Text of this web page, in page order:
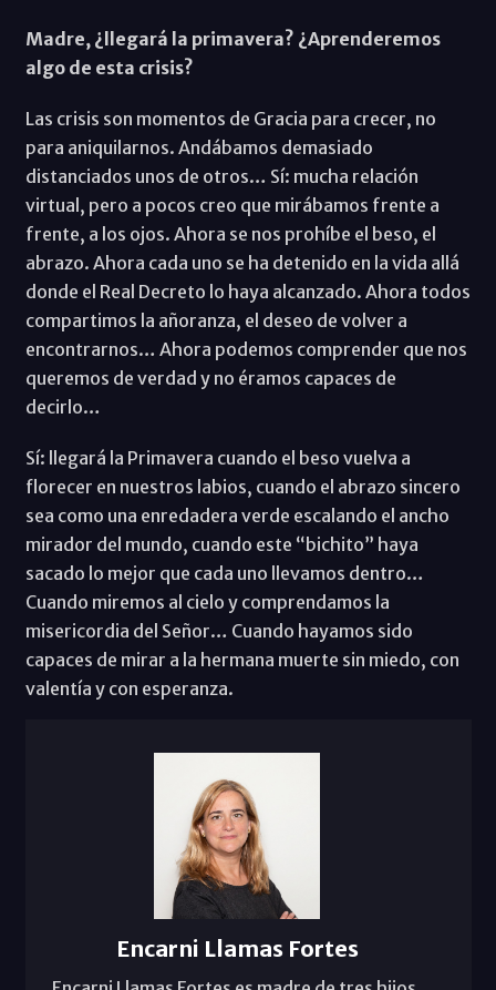
Madre, ¿llegará la primavera? ¿Aprenderemos
algo de esta crisis?
Las crisis son momentos de Gracia para crecer, no
para aniquilarnos. Andábamos demasiado
distanciados unos de otros… Sí: mucha relación
virtual, pero a pocos creo que mirábamos frente a
frente, a los ojos. Ahora se nos prohíbe el beso, el
abrazo. Ahora cada uno se ha detenido en la vida allá
donde el Real Decreto lo haya alcanzado. Ahora todos
compartimos la añoranza, el deseo de volver a
encontrarnos… Ahora podemos comprender que nos
queremos de verdad y no éramos capaces de
decirlo…
Sí: llegará la Primavera cuando el beso vuelva a
florecer en nuestros labios, cuando el abrazo sincero
sea como una enredadera verde escalando el ancho
mirador del mundo, cuando este “bichito” haya
sacado lo mejor que cada uno llevamos dentro…
Cuando miremos al cielo y comprendamos la
misericordia del Señor… Cuando hayamos sido
capaces de mirar a la hermana muerte sin miedo, con
valentía y con esperanza.
Encarni Llamas Fortes